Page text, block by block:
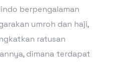
berpengalaman
umroh dan haji,
ratusan
dimana terdapat